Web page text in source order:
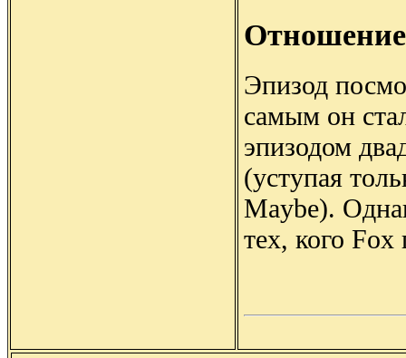
Эпизод
самым он
эпизодом
(уступая
Maybe).
тех, кого